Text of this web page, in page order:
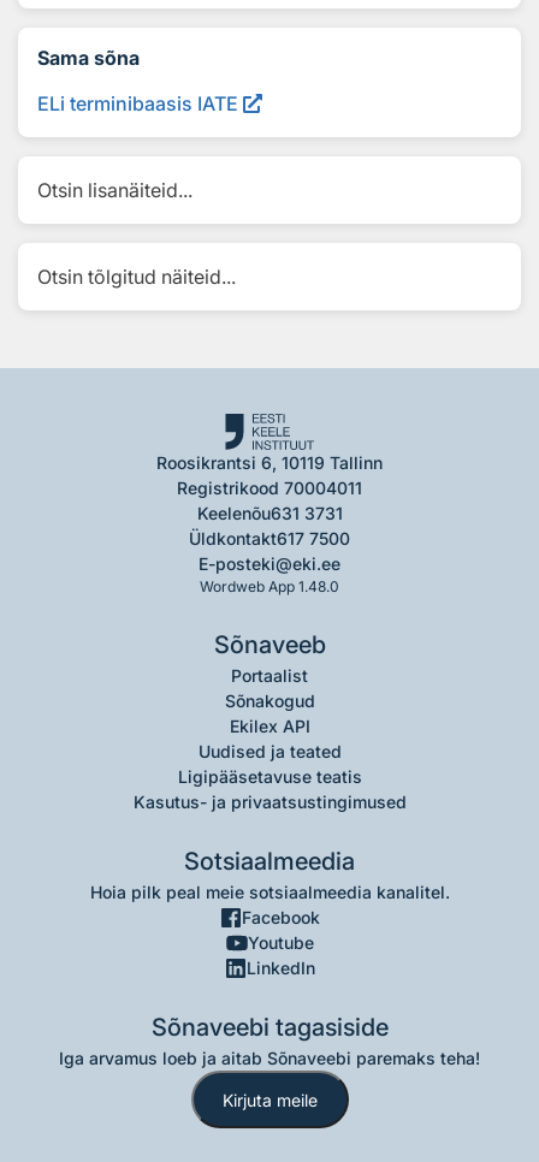
Sama sõna
ELi terminibaasis IATE
Otsin lisanäiteid...
Otsin tõlgitud näiteid...
Roosikrantsi 6, 10119 Tallinn
Registrikood 70004011
Keelenõu631 3731
Üldkontakt617 7500
E-posteki@eki.ee
Wordweb App 1.48.0
Sõnaveeb
Portaalist
Sõnakogud
Ekilex API
Uudised ja teated
Ligipääsetavuse teatis
Kasutus- ja privaatsustingimused
Sotsiaalmeedia
Hoia pilk peal meie sotsiaalmeedia kanalitel.
Facebook
Youtube
LinkedIn
Sõnaveebi tagasiside
Iga arvamus loeb ja aitab Sõnaveebi paremaks teha!
Kirjuta meile